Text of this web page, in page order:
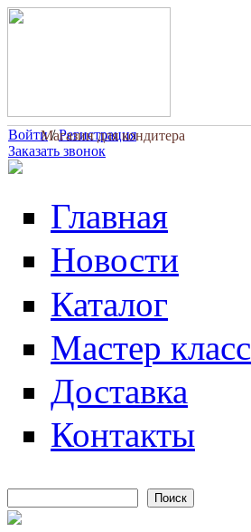
Перейти к основному содержанию
Магазин для кондитера
Войти/Регистрация
Заказать звонок
Главная
Новости
Каталог
Мастер класс
Доставка
Контакты
Форма поиска